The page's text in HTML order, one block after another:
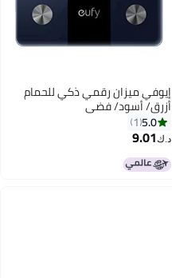
إيوفي ميزان رقمي ذكي للحمام
أزرق/ أسود/ فضي
11.02x11.02x0.91بوصة
5.0
1
د.ك‏9.01